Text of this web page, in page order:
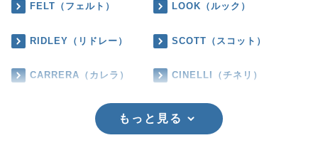
FELT（フェルト） LOOK（ルック）
RIDLEY（リドレー） SCOTT（スコット）
CARRERA（カレラ） CINELLI（チネリ）
もっと見る